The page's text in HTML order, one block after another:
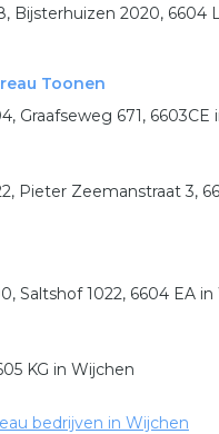
Bijsterhuizen 2020, 6604
Toonen
Graafseweg 671, 6603CE
Pieter Zeemanstraat 3,
Saltshof 1022, 6604 EA in
KG in Wijchen
bedrijven in Wijchen